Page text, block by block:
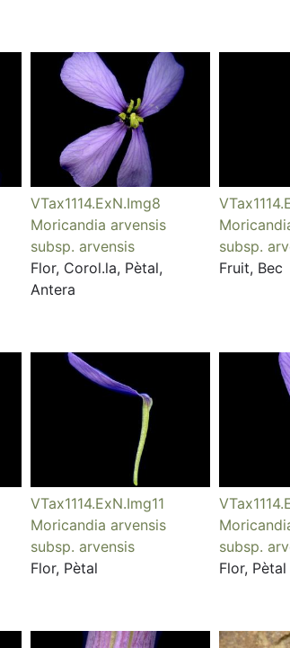
VTax1114.ExN.Img8
Moricandia arvensis
subsp. arvensis
Flor, Corol.la, Pètal,
Antera
subsp.
Fruit, Bec
VTax1114.ExN.Img11
Moricandia arvensis
subsp. arvensis
Flor, Pètal
subsp.
Flor, Pètal